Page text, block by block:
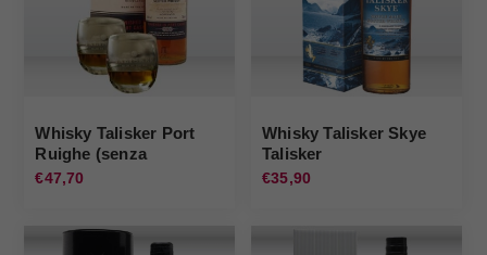
Whisky Talisker Port
Ruighe (senza
bicchieri) Talisker
€47,70
Whisky Talisker Skye
Talisker
€35,90